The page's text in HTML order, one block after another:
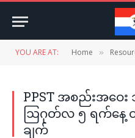
YOU ARE AT: Home »
PPST အစည်းအဝေ
ဩဂုတ်လ ၅ ရက်နေ့
ချက်